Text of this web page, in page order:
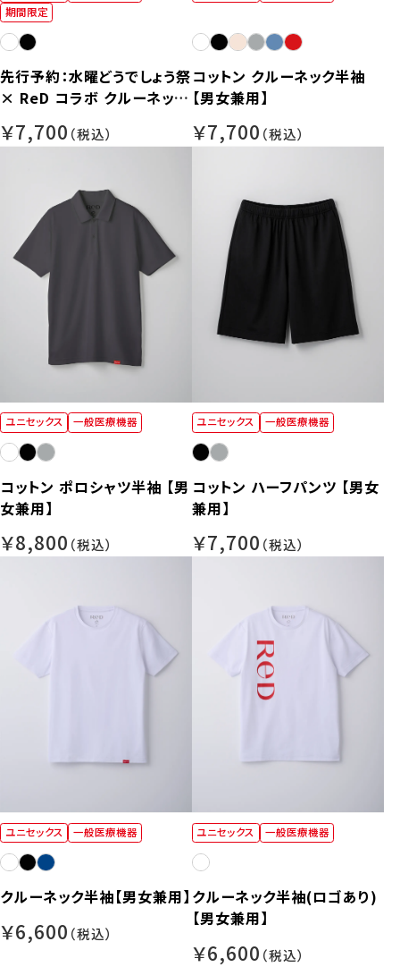
期間限定
先行予約：水曜どうでしょう祭
× ReD コラボ クルーネック
￥7,700
コットン クルーネック半袖
【男女兼用】
￥7,700
ユニセックス 一般医療機器
コットン ポロシャツ半袖 【男
女兼用】
￥8,800
ユニセックス 一般医療機器
コットン ハーフパンツ 【男女
兼用】
￥7,700
ユニセックス 一般医療機器
クルーネック半袖【男女兼用】
￥6,600
ユニセックス 一般医療機器
クルーネック半袖(ロゴあり)
【男女兼用】
￥6,600